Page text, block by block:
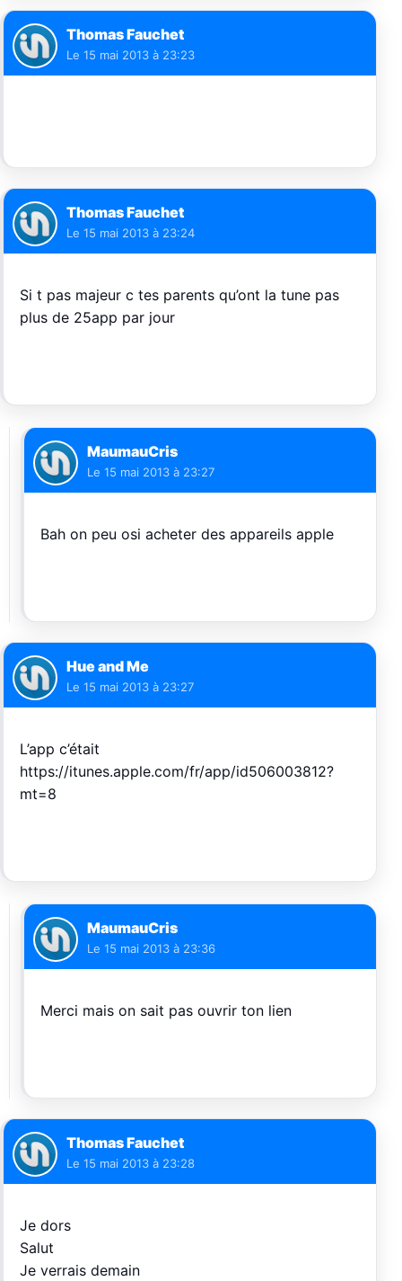
Thomas Fauchet
Le 15 mai 2013 à 23:23
Thomas Fauchet
Le 15 mai 2013 à 23:24
Si t pas majeur c tes parents qu’ont la tune pas
plus de 25app par jour
MaumauCris
Le 15 mai 2013 à 23:27
Bah on peu osi acheter des appareils apple
Hue and Me
Le 15 mai 2013 à 23:27
L’app c’était
https://itunes.apple.com/fr/app/id506003812?
mt=8
MaumauCris
Le 15 mai 2013 à 23:36
Merci mais on sait pas ouvrir ton lien
Thomas Fauchet
Le 15 mai 2013 à 23:28
Je dors
Salut
Je verrais demain